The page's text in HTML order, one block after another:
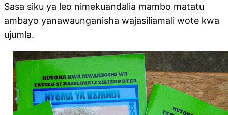
Sasa siku ya leo nimekuandalia mambo matatu
ambayo yanawaunganisha wajasiliamali wote kwa
ujumla.